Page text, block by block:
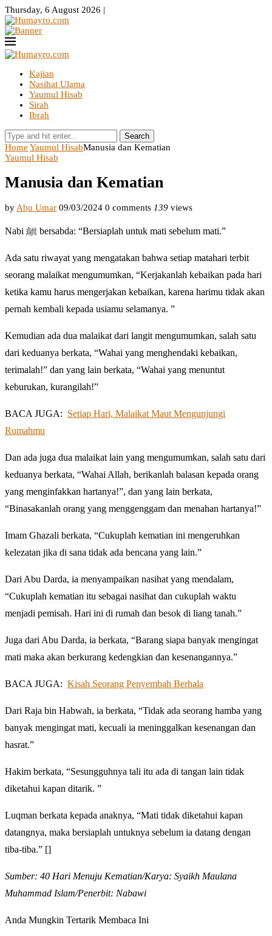
Thursday, 6 August 2026 |
Kajian
Nasihat Ulama
Yaumul Hisab
Sirah
Ibrah
Search
Home Yaumul HisabManusia dan Kematian
Yaumul Hisab
Manusia dan Kematian
by Abu Umar 09/03/2024 0 comments 139 views
Nabi ﷺ bersabda: “Bersiaplah untuk mati sebelum mati.”
Ada satu riwayat yang mengatakan bahwa setiap matahari terbit
seorang malaikat mengumumkan, “Kerjakanlah kebaikan pada hari
ketika kamu harus mengerjakan kebaikan, karena harimu tidak akan
pernah kembali kepada usiamu selamanya. ”
Kemudian ada dua malaikat dari langit mengumumkan, salah satu
dari keduanya berkata, “Wahai yang menghendaki kebaikan,
terimalah!” dan yang lain berkata, “Wahai yang menuntut
keburukan, kurangilah!”
BACA JUGA: Setiap Hari, Malaikat Maut Mengunjungi
Rumahmu
Dan ada juga dua malaikat lain yang mengumumkan, salah satu dari
keduanya berkata, “Wahai Allah, berikanlah balasan kepada orang
yang menginfakkan hartanya!”, dan yang lain berkata,
“Binasakanlah orang yang menggenggam dan menahan hartanya!”
Imam Ghazali berkata, “Cukuplah kematian ini mengeruhkan
kelezatan jika di sana tidak ada bencana yang lain.”
Dari Abu Darda, ia menyampaikan nasihat yang mendalam,
“Cukuplah kematian itu sebagai nasihat dan cukuplah waktu
menjadi pemisah. Hari ini di rumah dan besok di liang tanah.”
Juga dari Abu Darda, ia berkata, “Barang siapa banyak mengingat
mati maka akan berkurang kedengkian dan kesenangannya.”
BACA JUGA: Kisah Seorang Penyembah Berhala
Dari Raja bin Habwah, ia berkata, “Tidak ada seorang hamba yang
banyak mengingat mati, kecuali ia meninggalkan kesenangan dan
hasrat.”
Hakim berkata, “Sesungguhnya tali itu ada di tangan lain tidak
diketahui kapan ditarik. ”
Luqman berkata kepada anaknya, “Mati tidak diketahui kapan
datangnya, maka bersiaplah untuknya sebelum ia datang dengan
tiba-tiba.” []
Sumber: 40 Hari Menuju Kematian/Karya: Syaikh Maulana
Muhammad Islam/Penerbit: Nabawi
Anda Mungkin Tertarik Membaca Ini